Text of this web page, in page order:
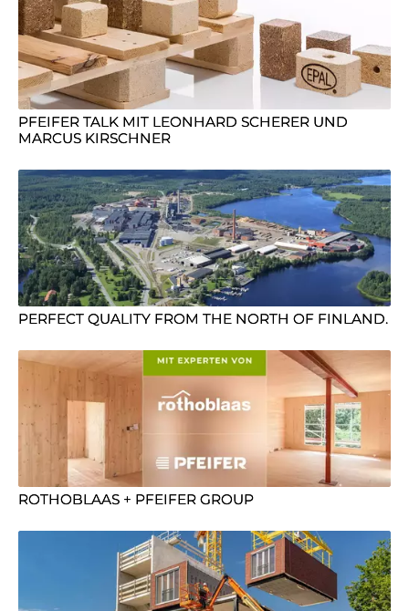
PFEIFER TALK MIT LEONHARD SCHERER UND
MARCUS KIRSCHNER
PERFECT QUALITY FROM THE NORTH OF FINLAND.
ROTHOBLAAS + PFEIFER GROUP